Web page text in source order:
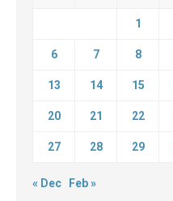
1
6 7 8
13 14 15
20 21 22
27 28 29
« Dec Feb »